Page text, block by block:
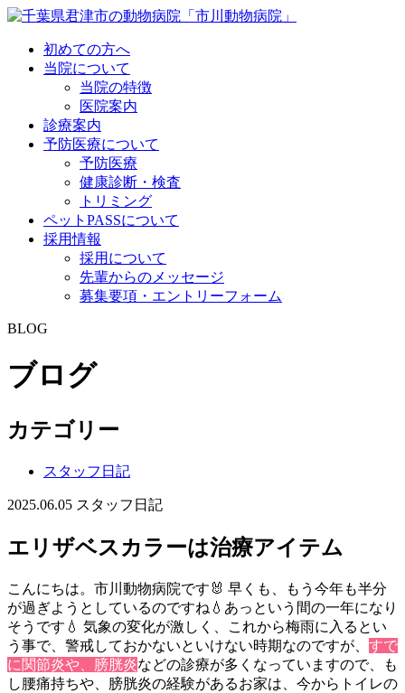
初めての方へ
当院について
当院の特徴
医院案内
診療案内
予防医療について
予防医療
健康診断・検査
トリミング
ペットPASSについて
採用情報
採用について
先輩からのメッセージ
募集要項・エントリーフォーム
BLOG
ブログ
カテゴリー
スタッフ日記
2025.06.05 スタッフ日記
エリザベスカラーは治療アイテム
こんにちは。市川動物病院です🐰 早くも、もう今年も半分
が過ぎようとしているのですね💧あっという間の一年になり
そうです💧 気象の変化が激しく、これから梅雨に入るとい
う事で、警戒しておかないといけない時期なのですが、 すで
に関節炎や、膀胱炎などの診療が多くなっていますので、も
し腰痛持ちや、膀胱炎の経験があるお家は、今からトイレの